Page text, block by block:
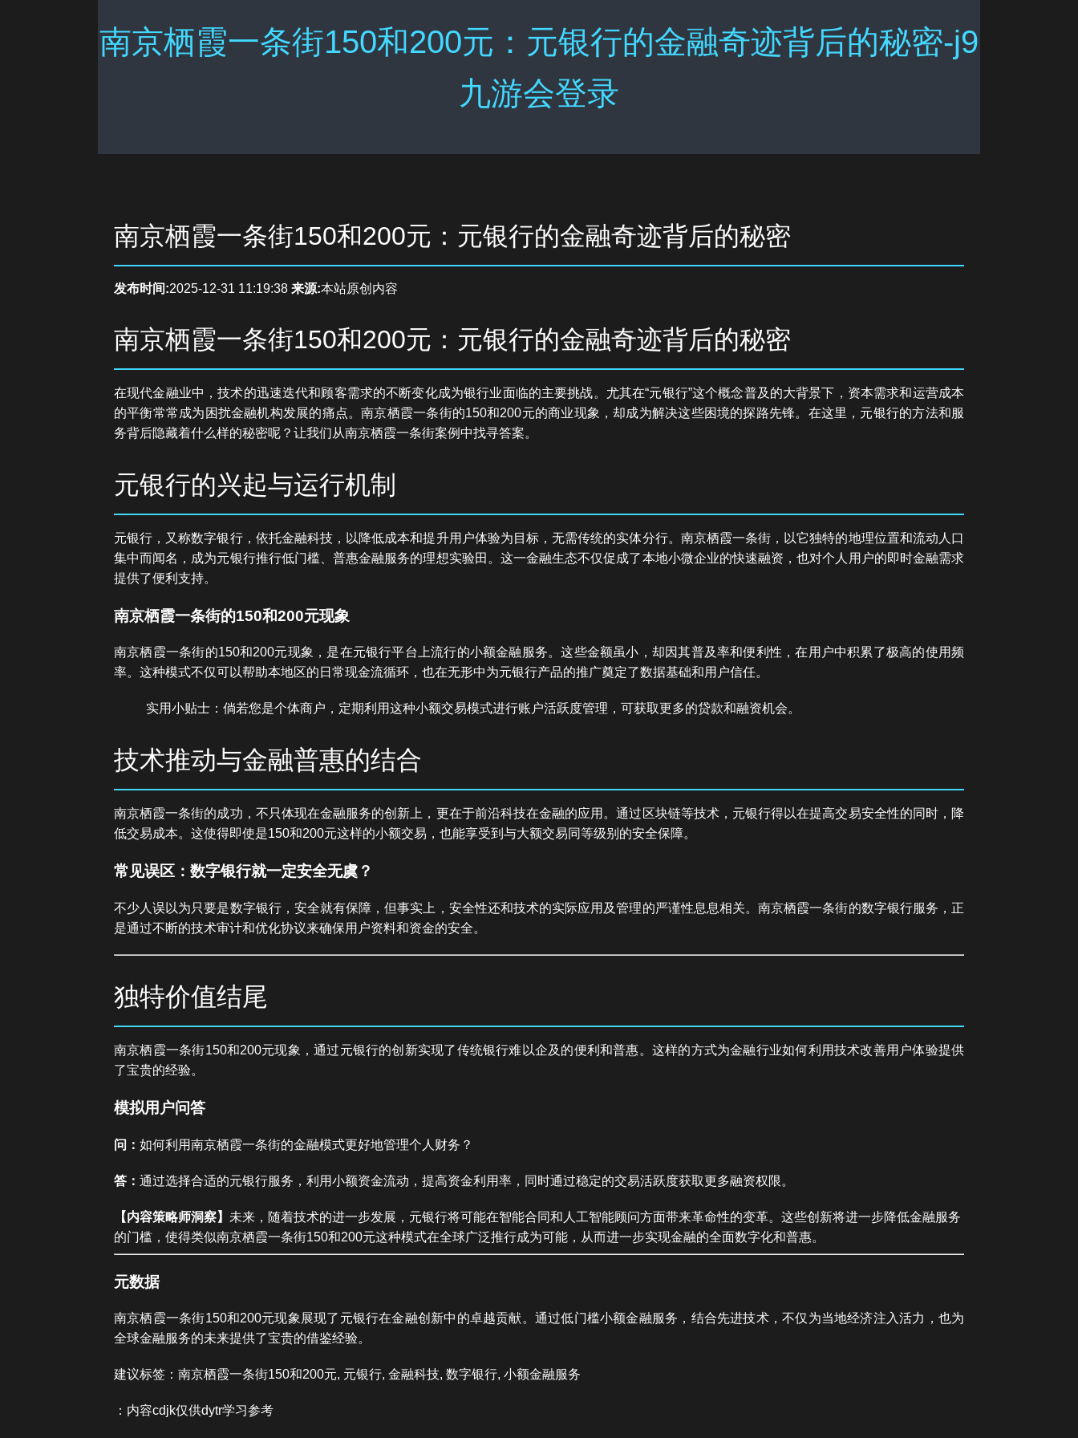
南京栖霞一条街150和200元：元银行的金融奇迹背后的秘密-j9
九游会登录
南京栖霞一条街150和200元：元银行的金融奇迹背后的秘密
发布时间:2025-12-31 11:19:38 来源:本站原创内容
南京栖霞一条街150和200元：元银行的金融奇迹背后的秘密
在现代金融业中，技术的迅速迭代和顾客需求的不断变化成为银行业面临的主要挑战。尤其在“元银行”这个概念普及的大背景下，资本需求和运营成本
的平衡常常成为困扰金融机构发展的痛点。南京栖霞一条街的150和200元的商业现象，却成为解决这些困境的探路先锋。在这里，元银行的方法和服
务背后隐藏着什么样的秘密呢？让我们从南京栖霞一条街案例中找寻答案。
元银行的兴起与运行机制
元银行，又称数字银行，依托金融科技，以降低成本和提升用户体验为目标，无需传统的实体分行。南京栖霞一条街，以它独特的地理位置和流动人口
集中而闻名，成为元银行推行低门槛、普惠金融服务的理想实验田。这一金融生态不仅促成了本地小微企业的快速融资，也对个人用户的即时金融需求
提供了便利支持。
南京栖霞一条街的150和200元现象
南京栖霞一条街的150和200元现象，是在元银行平台上流行的小额金融服务。这些金额虽小，却因其普及率和便利性，在用户中积累了极高的使用频
率。这种模式不仅可以帮助本地区的日常现金流循环，也在无形中为元银行产品的推广奠定了数据基础和用户信任。
实用小贴士：倘若您是个体商户，定期利用这种小额交易模式进行账户活跃度管理，可获取更多的贷款和融资机会。
技术推动与金融普惠的结合
南京栖霞一条街的成功，不只体现在金融服务的创新上，更在于前沿科技在金融的应用。通过区块链等技术，元银行得以在提高交易安全性的同时，降
低交易成本。这使得即使是150和200元这样的小额交易，也能享受到与大额交易同等级别的安全保障。
常见误区：数字银行就一定安全无虞？
不少人误以为只要是数字银行，安全就有保障，但事实上，安全性还和技术的实际应用及管理的严谨性息息相关。南京栖霞一条街的数字银行服务，正
是通过不断的技术审计和优化协议来确保用户资料和资金的安全。
独特价值结尾
南京栖霞一条街150和200元现象，通过元银行的创新实现了传统银行难以企及的便利和普惠。这样的方式为金融行业如何利用技术改善用户体验提供
了宝贵的经验。
模拟用户问答
问： 如何利用南京栖霞一条街的金融模式更好地管理个人财务？
答： 通过选择合适的元银行服务，利用小额资金流动，提高资金利用率，同时通过稳定的交易活跃度获取更多融资权限。
【内容策略师洞察】 未来，随着技术的进一步发展，元银行将可能在智能合同和人工智能顾问方面带来革命性的变革。这些创新将进一步降低金融服务
的门槛，使得类似南京栖霞一条街150和200元这种模式在全球广泛推行成为可能，从而进一步实现金融的全面数字化和普惠。
元数据
南京栖霞一条街150和200元现象展现了元银行在金融创新中的卓越贡献。通过低门槛小额金融服务，结合先进技术，不仅为当地经济注入活力，也为
全球金融服务的未来提供了宝贵的借鉴经验。
建议标签：南京栖霞一条街150和200元, 元银行, 金融科技, 数字银行, 小额金融服务
：内容cdjk仅供dytr学习参考